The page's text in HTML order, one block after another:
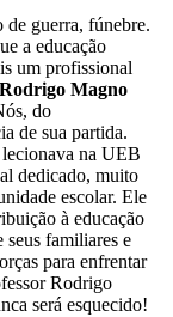
de guerra, fúnebre.
a educação
um profissional
Rodrigo Magno
do
de sua partida.
na UEB
dedicado, muito
escolar. Ele
à educação
familiares e
para enfrentar
Rodrigo
será esquecido!